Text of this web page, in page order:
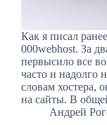
Как я писал
000webhost. За
первысило все
часто и надолго
словам хостера,
на сайты. В
Андрей